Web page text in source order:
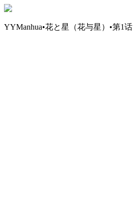
YYManhua•花と星（花与星）•第1话